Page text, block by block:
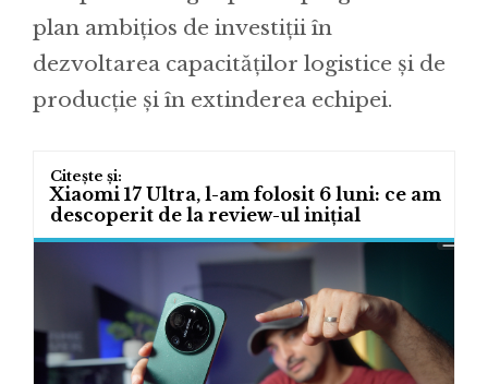
plan ambițios de investiții în
dezvoltarea capacităților logistice și de
producție și în extinderea echipei.
Xiaomi 17 Ultra, l-am folosit 6 luni: ce am
descoperit de la review-ul inițial